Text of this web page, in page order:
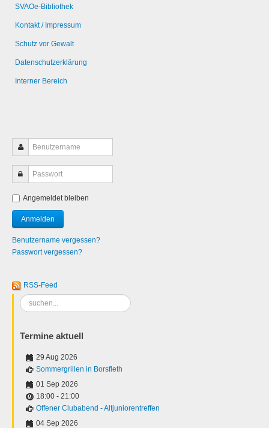
SVAOe-Bibliothek
Kontakt / Impressum
Schutz vor Gewalt
Datenschutzerklärung
Interner Bereich
Angemeldet bleiben
Benutzername vergessen?
Passwort vergessen?
RSS-Feed
Suchen
...
Termine aktuell
29 Aug 2026
Sommergrillen in Borsfleth
01 Sep 2026
18:00 - 21:00
Offener Clubabend - Altjuniorentreffen
04 Sep 2026